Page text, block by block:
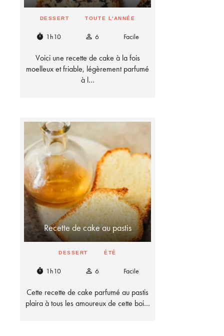
DESSERT TOUTE L'ANNÉE
timer 1h10 person_outline 6 Facile
Voici une recette de cake à la fois
moelleux et friable, légèrement parfumé
à l…
Recette de cake au pastis
DESSERT ÉTÉ
timer 1h10 person_outline 6 Facile
Cette recette de cake parfumé au pastis
plaira à tous les amoureux de cette boi…